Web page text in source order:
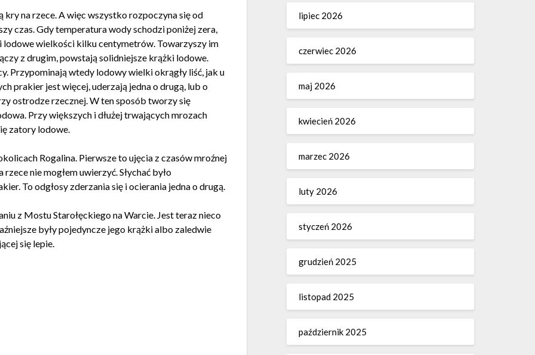
na rzece. A więc wszystko rozpoczyna się od
czas. Gdy temperatura wody schodzi poniżej zera,
lodowe wielkości kilku centymetrów. Towarzyszy im
z drugim, powstają solidniejsze krążki lodowe.
Przypominają wtedy lodowy wielki okrągły liść, jak u
prakier jest więcej, uderzają jedna o drugą, lub o
ostrodze rzecznej. W ten sposób tworzy się
Przy większych i dłużej trwających mrozach
zatory lodowe.
Rogalina. Pierwsze to ujęcia z czasów mroźnej
nie mogłem uwierzyć. Słychać było
To odgłosy zderzania się i ocierania jedna o drugą.
z Mostu Starołęckiego na Warcie. Jest teraz nieco
były pojedyncze jego krążki albo zaledwie
się lepie.
lipiec 2026
czerwiec 2026
maj 2026
kwiecień 2026
marzec 2026
luty 2026
styczeń 2026
grudzień 2025
listopad 2025
październik 2025